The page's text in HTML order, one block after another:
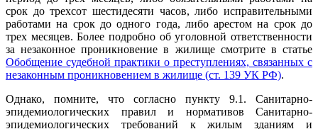
срок до трехсот шестидесяти часов, либо исправительными
работами на срок до одного года, либо арестом на срок до
трех месяцев. Более подробно об уголовной ответственности
за незаконное проникновение в жилище смотрите в статье
Обобщение судебной практики о преступлениях, связанных с
незаконным проникновением в жилище (ст. 139 УК РФ).
Однако, помните, что согласно пункту 9.1. Санитарно-
эпидемиологических правил и нормативов Санитарно-
эпидемиологических требований к жилым зданиям и